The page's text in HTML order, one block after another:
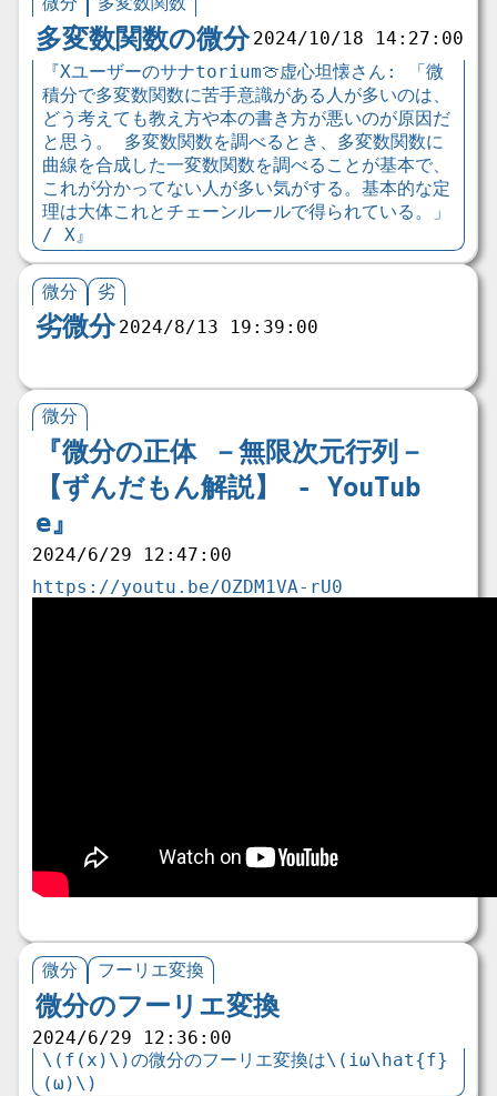
多変数関数の微分 2024/10/18 14:27:00
『Xユーザーのサナtorium🍈虚心坦懐さん: 「微
積分で多変数関数に苦手意識がある人が多いのは、
どう考えても教え方や本の書き方が悪いのが原因だ
と思う。 多変数関数を調べるとき、多変数関数に
曲線を合成した一変数関数を調べることが基本で、
これが分かってない人が多い気がする。基本的な定
理は大体これとチェーンルールで得られている。」
/ X』
微分 劣
劣微分 2024/8/13 19:39:00
微分
『微分の正体 －無限次元行列－
【ずんだもん解説】 - YouTub
e』
2024/6/29 12:47:00
https://youtu.be/OZDM1VA-rU0
微分 フーリエ変換
微分のフーリエ変換
2024/6/29 12:36:00
\(f(x)\)の微分のフーリエ変換は\(iω\hat{f}
(ω)\)